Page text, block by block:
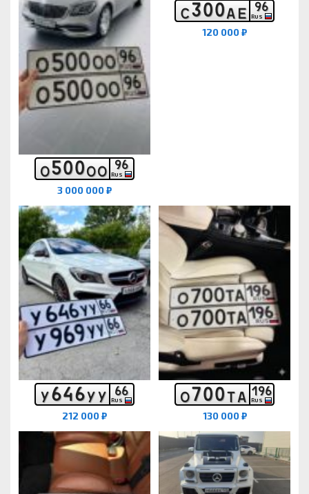
О500ОО 96
RUS
3 000 000 ₽
С300АЕ 96
RUS
120 000 ₽
У646УУ 66
RUS
212 000 ₽
О700ТА 196
RUS
130 000 ₽